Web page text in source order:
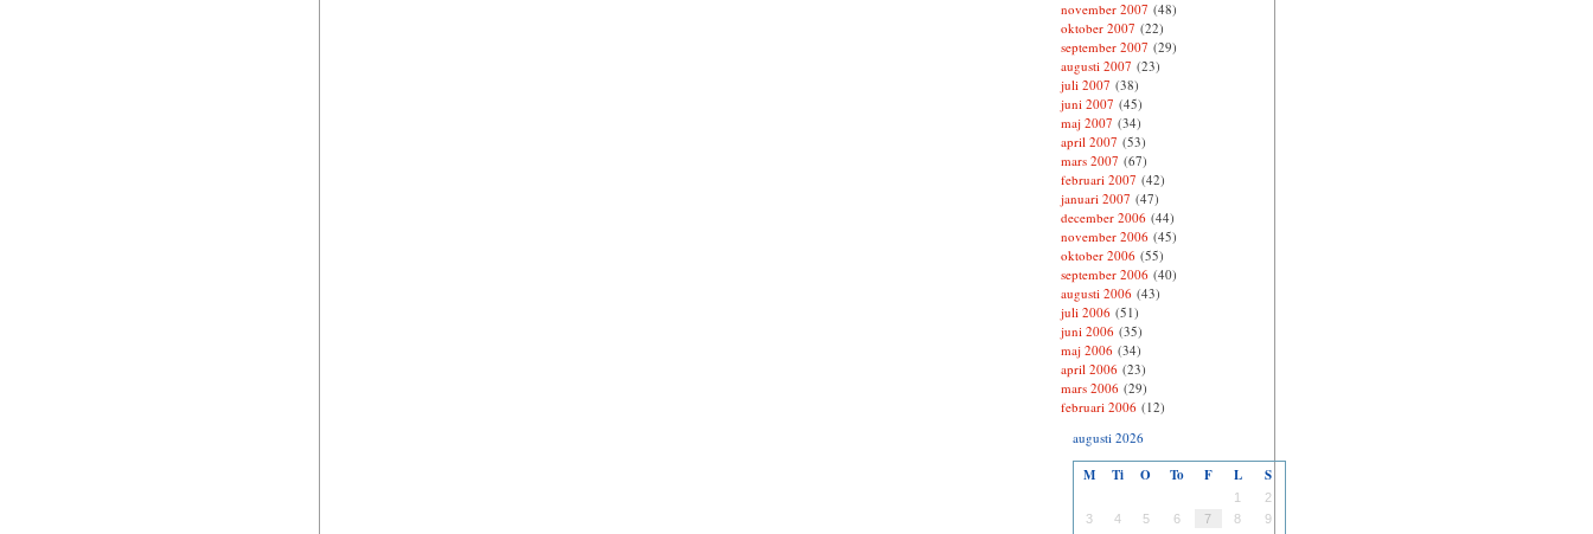
november 2007 (48)
oktober 2007 (22)
september 2007 (29)
augusti 2007 (23)
juli 2007 (38)
juni 2007 (45)
maj 2007 (34)
april 2007 (53)
mars 2007 (67)
februari 2007 (42)
januari 2007 (47)
december 2006(44)
november 2006(45)
oktober 2006(55)
september 2006(40)
augusti 2006(43)
juli 2006(51)
juni 2006(35)
maj 2006(34)
april 2006(23)
mars 2006(29)
februari 2006(12)
augusti 2026
M Ti O To F L S
1
2
3
4 5 6 7 8
9